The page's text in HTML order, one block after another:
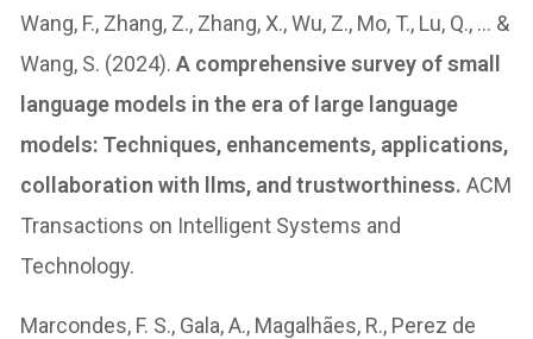
Wang, F., Zhang, Z., Zhang, X., Wu, Z., Mo, T., Lu, Q., … &
Wang, S. (2024).A comprehensive survey of small
language models in the era of large language
models: Techniques, enhancements, applications,
collaboration with llms, and trustworthiness. ACM
Transactions on Intelligent Systems and
Technology.
Marcondes, F. S., Gala, A., Magalhães, R., Perez de